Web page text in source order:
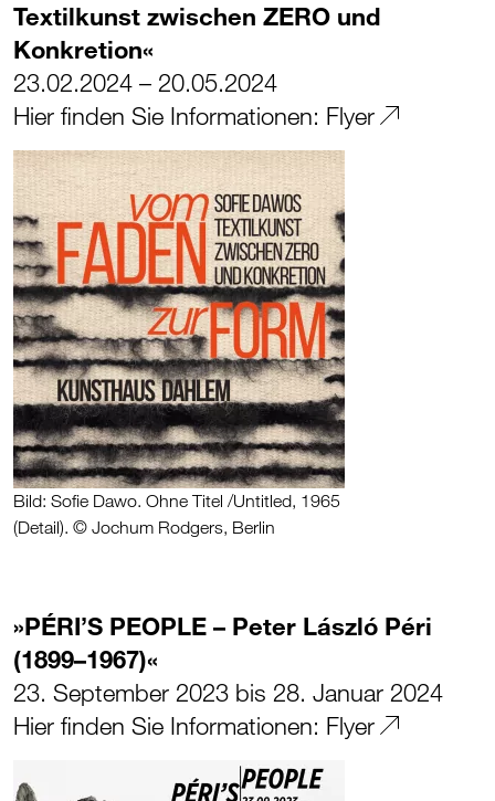
Textilkunst zwischen ZERO und
Konkretion«
23.02.2024 – 20.05.2024
Hier finden Sie Informationen: Flyer
Bild: Sofie Dawo. Ohne Titel /Untitled, 1965
(Detail). © Jochum Rodgers, Berlin
»PÉRI’S PEOPLE – Peter László Péri
(1899–1967)«
23. September 2023 bis 28. Januar 2024
Hier finden Sie Informationen: Flyer